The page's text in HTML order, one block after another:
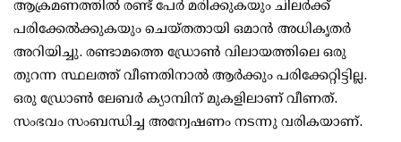
ആക്രമണത്തില്‍ രണ്ട് പേര്‍ മരിക്കുകയും ചിലര്‍ക്ക്
പരിക്കേല്‍ക്കുകയും ചെയ്തതായി ഒമാന്‍ അധികൃതര്‍
അറിയിച്ചു. രണ്ടാമത്തെ ഡ്രോണ്‍ വിലായത്തിലെ ഒരു
തുറന്ന സ്ഥലത്ത് വീണതിനാല്‍ ആര്‍ക്കും പരിക്കേറ്റിട്ടില്ല.
ഒരു ഡ്രോണ്‍ ലേബര്‍ ക്യാമ്പിന് മുകളിലാണ് വീണത്.
സംഭവം സംബന്ധിച്ച അന്വേഷണം നടന്നു വരികയാണ്.